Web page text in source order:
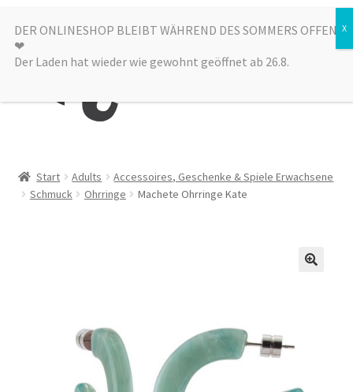
Zur
Navigation
springen
Zum
Inhalt
springen
Menü
Alle Produkte
Start Adults
Accessoires, Geschenke & Spiele Erwachsene
Schmuck
Ohrringe Machete Ohrringe Kate
DER ONLINESHOP BLEIBT WÄHREND DES SOMMERS OFFEN
❤︎
Der Laden hat wieder wie gewohnt geöffnet ab 26.8.